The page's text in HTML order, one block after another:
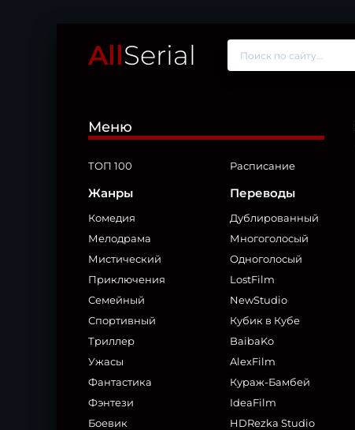
AllSerial
Меню
ТОП 100
Жанры
Комедия
Мелодрама
Мистический
Приключения
Семейный
Спортивный
Триллер
Ужасы
Фантастика
Фэнтези
Боевик
Расписание
Переводы
Дублированный
Многоголосый
Одноголосый
LostFilm
NewStudio
Кубик в Кубе
BaibaKo
AlexFilm
Кураж-Бамбей
IdeaFilm
HDRezka Studio